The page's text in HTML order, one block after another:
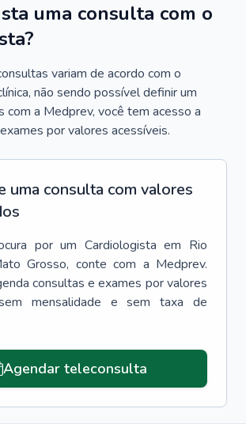
uma consulta com o
variam de acordo com o
não sendo possível definir um
com a Medprev, você tem acesso a
por valores acessíveis.
uma consulta com valores
por um Cardiologista em Rio
Grosso, conte com a Medprev.
consultas e exames por valores
mensalidade e sem taxa de
Agendar teleconsulta